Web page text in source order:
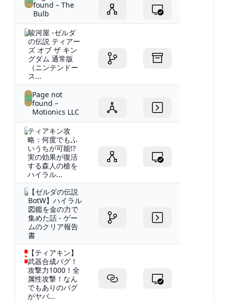
found – The
Bulb
駿河屋 -ゼルダ
の伝説 ティアー
ズ オブ ザ キン
グダム 通常版
（ニンテンドー
ス...
Page not
found –
Motionics LLC
ティアキン攻
略：何度でもふ
いうちが可能!?
実の効果が復活
する森人の槍を
ハイラル...
【ゼルダの伝説
BotW】ハイラル
図鑑を金の力で
集めた話 - ゲー
ムのクリア報告
書
【ティアキン】
武器合成バグ！
攻撃力1000！全
属性攻撃！なん
でもありのバグ
がヤバ...